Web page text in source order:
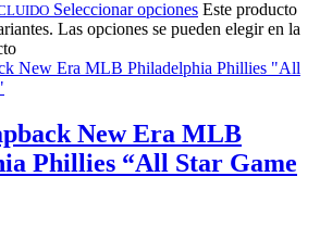
Seleccionar opciones Este producto
Las opciones se pueden elegir en la
New Era MLB
Phillies “All Star Game